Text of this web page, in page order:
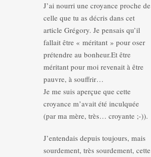
J’ai nourri une croyance proche de
celle que tu as décris dans cet
article Grégory. Je pensais qu’il
fallait être « méritant » pour oser
prétendre au bonheur.Et être
méritant pour moi revenait à être
pauvre, à souffrir…
Je me suis aperçue que cette
croyance m’avait été inculquée
(par ma mère, très… croyante ;-)).
J’entendais depuis toujours, mais
sourdement, très sourdement, cette